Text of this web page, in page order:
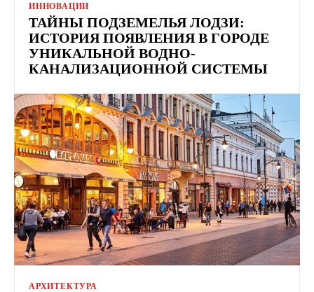
ИННОВАЦИИ
ТАЙНЫ ПОДЗЕМЕЛЬЯ ЛОДЗИ:
ИСТОРИЯ ПОЯВЛЕНИЯ В ГОРОДЕ
УНИКАЛЬНОЙ ВОДНО-
КАНАЛИЗАЦИОННОЙ СИСТЕМЫ
АРХИТЕКТУРА